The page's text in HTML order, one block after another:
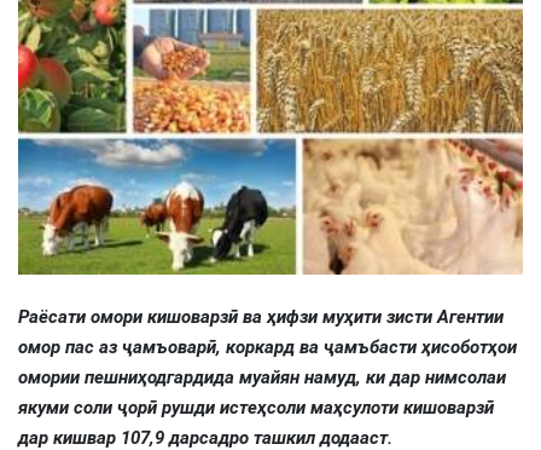
Раёсати омори кишоварзӣ ва ҳифзи муҳити зисти Агентии
омор пас аз ҷамъоварӣ, коркард ва ҷамъбасти ҳисоботҳои
омории пешниҳодгардида муайян намуд, ки дар нимсолаи
якуми соли ҷорӣ рушди истеҳсоли маҳсулоти кишоварзӣ
дар кишвар 107,9 дарсадро ташкил додааст.